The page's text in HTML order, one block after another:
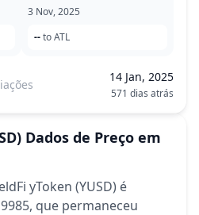
3 Nov, 2025
--to ATL
14 Jan, 2025
571 dias atrás
Dados de Preço em
yToken (YUSD) é
que permaneceu